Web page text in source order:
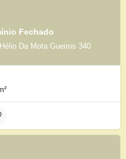
Fechado
Da Mota Gueiros 340